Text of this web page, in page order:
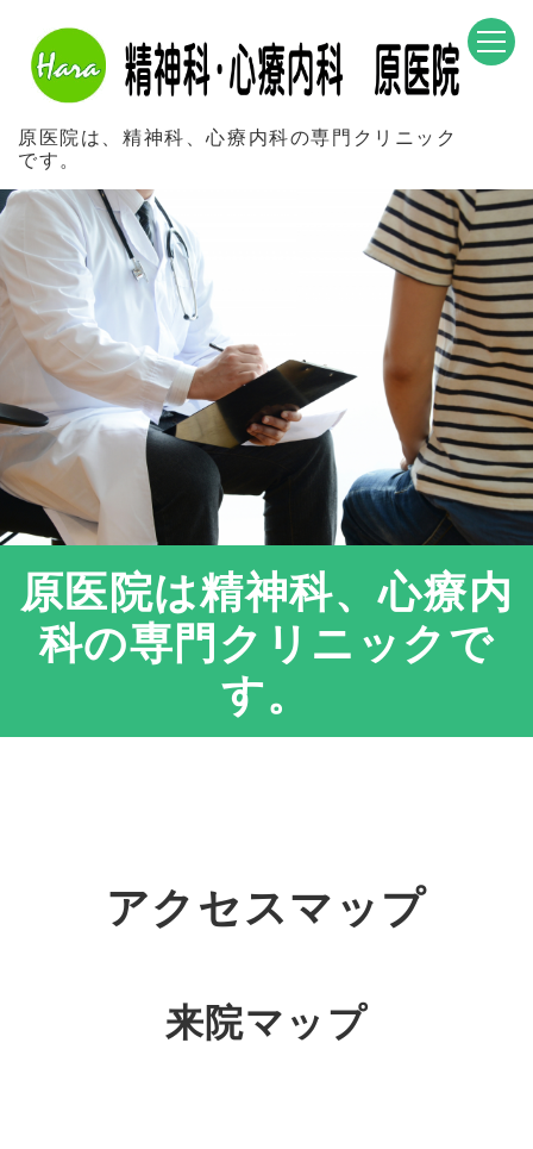
原医院は、精神科、心療内科の専門クリニック
です。
原医院は精神科、心療内
科の専門クリニックで
す。
アクセスマップ
来院マップ